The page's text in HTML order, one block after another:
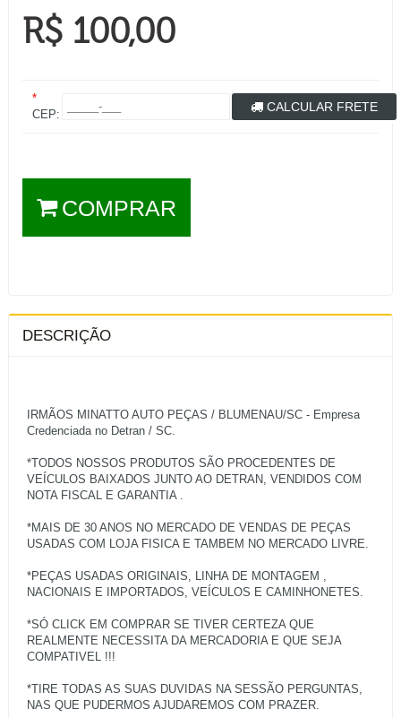
R$ 100,00
*
CEP:
CALCULAR FRETE
COMPRAR
DESCRIÇÃO
IRMÃOS MINATTO AUTO PEÇAS / BLUMENAU/SC - Empresa
Credenciada no Detran / SC.
*TODOS NOSSOS PRODUTOS SÃO PROCEDENTES DE
VEÍCULOS BAIXADOS JUNTO AO DETRAN, VENDIDOS COM
NOTA FISCAL E GARANTIA .
*MAIS DE 30 ANOS NO MERCADO DE VENDAS DE PEÇAS
USADAS COM LOJA FISICA E TAMBEM NO MERCADO LIVRE.
*PEÇAS USADAS ORIGINAIS, LINHA DE MONTAGEM ,
NACIONAIS E IMPORTADOS, VEÍCULOS E CAMINHONETES.
*SÓ CLICK EM COMPRAR SE TIVER CERTEZA QUE
REALMENTE NECESSITA DA MERCADORIA E QUE SEJA
COMPATIVEL !!!
*TIRE TODAS AS SUAS DUVIDAS NA SESSÃO PERGUNTAS,
NAS QUE PUDERMOS AJUDAREMOS COM PRAZER.